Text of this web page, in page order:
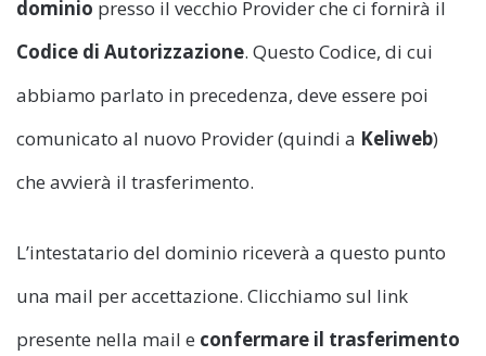
dominio presso il vecchio Provider che ci fornirà il
Codice di Autorizzazione. Questo Codice, di cui
abbiamo parlato in precedenza, deve essere poi
comunicato al nuovo Provider (quindi a Keliweb)
che avvierà il trasferimento.
L’intestatario del dominio riceverà a questo punto
una mail per accettazione. Clicchiamo sul link
presente nella mail e confermare il trasferimento